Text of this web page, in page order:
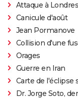
Attaque à Londres
Canicule d'août
Jean Pormanove
Collision d'une
Orages
Guerre en Iran
Carte de l'éclipse
Dr. Jorge Soto,